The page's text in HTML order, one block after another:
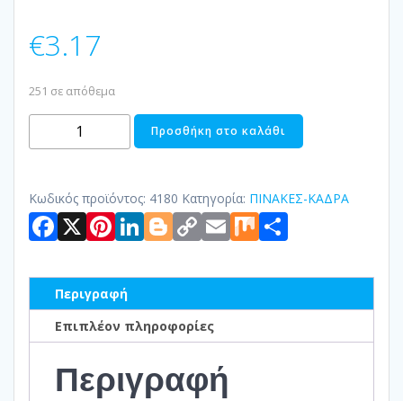
€3.17
251 σε απόθεμα
ΠΙΝΑΚΑΣ
ΣΕ
PRINT
ποσότητα
Προσθήκη στο καλάθι
Κωδικός προϊόντος: 4180 Κατηγορία: ΠΙΝΑΚΕΣ-ΚΑΔΡΑ
Facebook
X Pinterest
LinkedIn
Blogger
Copy
Link
Email
Mix
Περιγραφή
Επιπλέον πληροφορίες
Περιγραφή